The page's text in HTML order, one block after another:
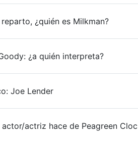
reparto, ¿quién es Milkman?
¿a quién interpreta?
Joe Lender
actor/actriz hace de Peagreen